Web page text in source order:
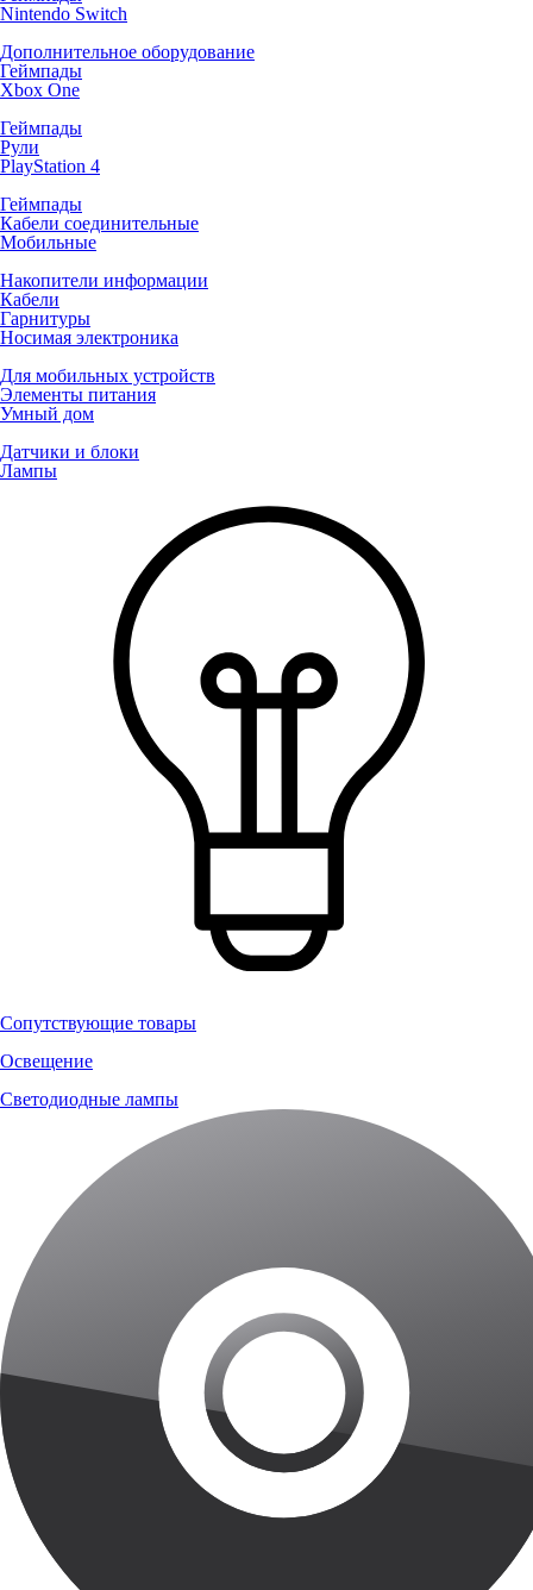
Nintendo Switch
Дополнительное оборудование
Геймпады
Xbox One
Геймпады
Рули
PlayStation 4
Геймпады
Кабели соединительные
Мобильные
Накопители информации
Кабели
Гарнитуры
Носимая электроника
Для мобильных устройств
Элементы питания
Умный дом
Датчики и блоки
Лампы
Сопутствующие товары
Освещение
Светодиодные лампы